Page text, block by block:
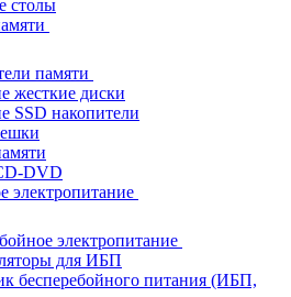
столы
памяти
жесткие диски
SSD накопители
DVD
электропитание
электропитание
для ИБП
бесперебойного питания (ИБП,